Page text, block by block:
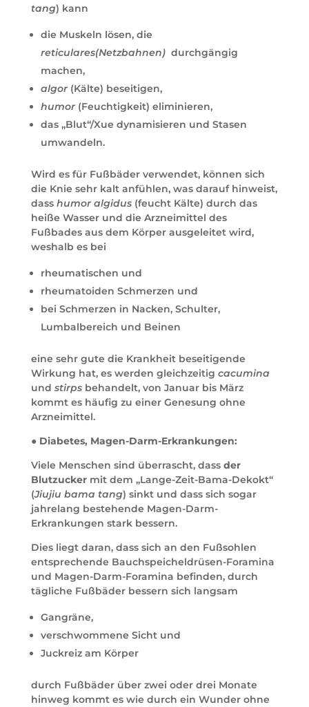
tang) kann
die Muskeln lösen, die
reticulares(Netzbahnen) durchgängig
machen,
algor(Kälte) beseitigen,
humor(Feuchtigkeit) eliminieren,
das „Blut“/Xue dynamisieren und Stasen
umwandeln.
Wird es für Fußbäder verwendet, können sich
die Knie sehr kalt anfühlen, was darauf hinweist,
dass humor algidus(feucht Kälte) durch das
heiße Wasser und die Arzneimittel des
Fußbades aus dem Körper ausgeleitet wird,
weshalb es bei
rheumatischen und
rheumatoiden Schmerzen und
bei Schmerzen in Nacken, Schulter,
Lumbalbereich und Beinen
eine sehr gute die Krankheit beseitigende
Wirkung hat, es werden gleichzeitig cacumina
und stirpsbehandelt, von Januar bis März
kommt es häufig zu einer Genesung ohne
Arzneimittel.
● Diabetes, Magen-Darm-Erkrankungen:
Viele Menschen sind überrascht, dass der
Blutzuckermit dem „Lange-Zeit-Bama-Dekokt“
(Jiujiu bama tang) sinkt und dass sich sogar
jahrelang bestehende Magen-Darm-
Erkrankungen stark bessern.
Dies liegt daran, dass sich an den Fußsohlen
entsprechende Bauchspeicheldrüsen-Foramina
und Magen-Darm-Foramina befinden, durch
tägliche Fußbäder bessern sich langsam
Gangräne,
verschwommene Sicht und
Juckreiz am Körper
durch Fußbäder über zwei oder drei Monate
hinweg kommt es wie durch ein Wunder ohne